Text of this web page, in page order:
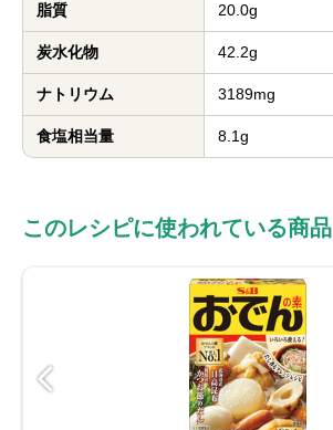
脂質 20.0g
炭水化物 42.2g
ナトリウム 3189mg
食塩相当量 8.1g
このレシピに使われている商品